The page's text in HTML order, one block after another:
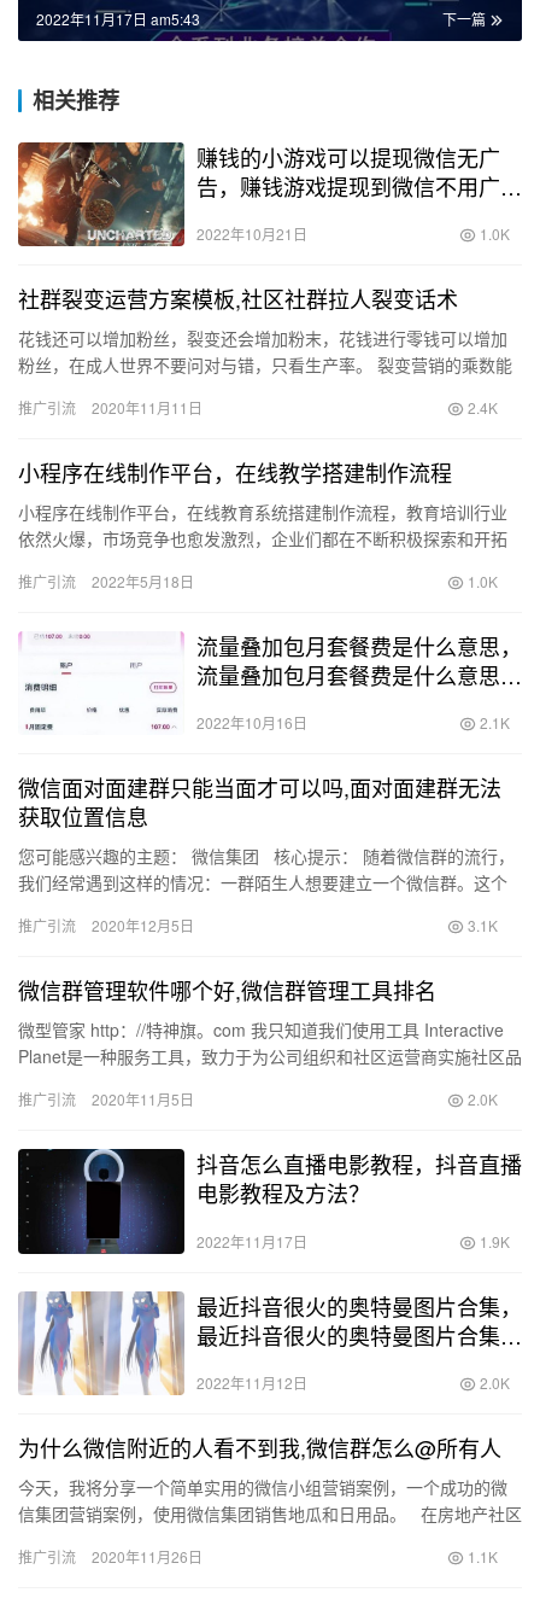
下一篇
2022年11月17日 am5:43
相关推荐
赚钱的小游戏可以提现微信无广
告，赚钱游戏提现到微信不用广
2022年10月21日 1.0K
社群裂变运营方案模板,社区社群拉人裂变话术
花钱还可以增加粉丝，裂变还会增加粉末，花钱进行零钱可以增加
粉丝，在成人世界不要问对与错，只看生产率。 裂变营销的乘数能
增加…
推广引流 2020年11月11日 2.4K
小程序在线制作平台，在线教学搭建制作流程
小程序在线制作平台，在线教育系统搭建制作流程，教育培训行业
依然火爆，市场竞争也愈发激烈，企业们都在不断积极探索和开拓
看到了…
推广引流 2022年5月18日 1.0K
流量叠加包月套餐费是什么意思，
流量叠加包月套餐费是什么意思是
2022年10月16日 2.1K
微信面对面建群只能当面才可以吗,面对面建群无法
获取位置信息
您可能感兴趣的主题： 微信集团 核心提示： 随着微信群的流行，
我们经常遇到这样的情况：一群陌生人想要建立一个微信群。这个
推广引流 2020年12月5日 3.1K
微信群管理软件哪个好,微信群管理工具排名
微型管家 http：//特神旗。com 我只知道我们使用工具 Interactive
Planet是一种服务工具，致力于为公司组织和社区运营商实施社区品
推广引流 2020年11月5日 2.0K
抖音怎么直播电影教程，抖音直播
电影教程及方法？
2022年11月17日 1.9K
最近抖音很火的奥特曼图片合集，
最近抖音很火的奥特曼图片合集视
2022年11月12日 2.0K
为什么微信附近的人看不到我,微信群怎么@所有人
今天，我将分享一个简单实用的微信小组营销案例，一个成功的微
信集团营销案例，使用微信集团销售地瓜和日用品。 在房地产社区
推广引流 2020年11月26日 1.1K